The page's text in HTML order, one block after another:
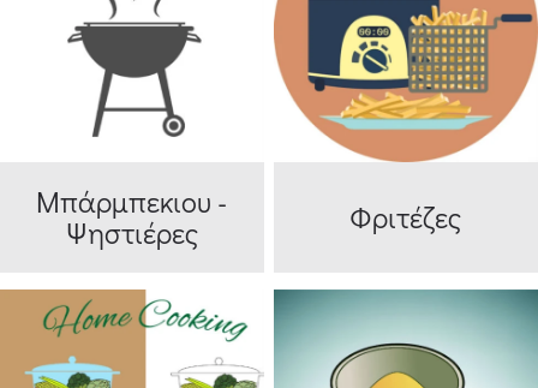
Μπάρμπεκιου -
Ψηστιέρες
Φριτέζες